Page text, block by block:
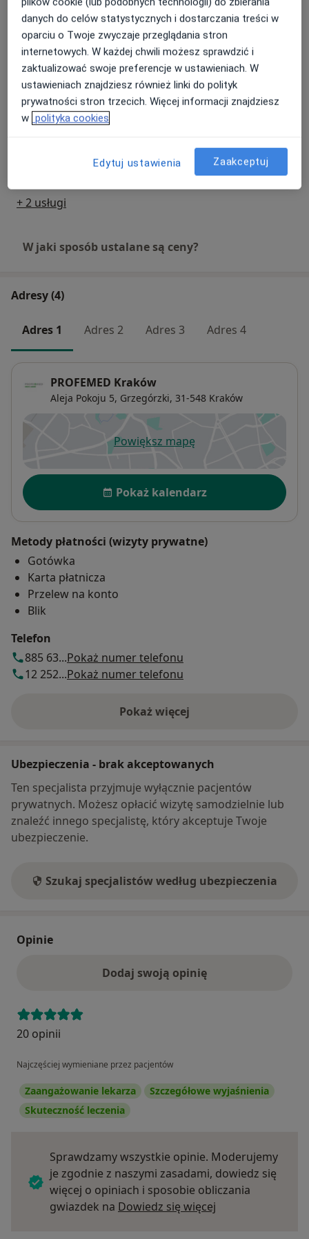
Konsultacja obesitologiczna
(leczenie otyłości)
Od 390 zł Szczegóły
Umów wizytę
USG tarczycy
Od 250 zł Szczegóły Umów wizytę
Szczegóły
+ 2 usługi
W jaki sposób ustalane są ceny?
Adresy (4)
Adres 1 Adres 2 Adres 3 Adres 4
PROFEMED Kraków
Aleja Pokoju 5, Grzegórzki, 31-548 Kraków
Powiększ mapęotwiera się w nowej karcie
Dostępność
Pokaż kalendarz
Metody płatności (wizyty prywatne)
Gotówka
Karta płatnicza
Przelew na konto
Blik
Telefon
885 63...Pokaż numer telefonu
12 252...Pokaż numer telefonu
Pokaż więcej
o adresie
Ubezpieczenia - brak akceptowanych
Ten specjalista przyjmuje wyłącznie pacjentów
prywatnych. Możesz opłacić wizytę samodzielnie lub
znaleźć innego specjalistę, który akceptuje Twoje
ubezpieczenie.
Szukaj specjalistów według ubezpieczenia
Opinie
Dodaj swoją opinię
20 opinii
Najczęściej wymieniane przez pacjentów
Zaangażowanie lekarza
Szczegółowe wyjaśnienia
Skuteczność leczenia
Sprawdzamy wszystkie opinie. Moderujemy
je zgodnie z naszymi zasadami, dowiedz się
więcej o opiniach i sposobie obliczania
gwiazdek na Dowiedz się więcej
danych do celów statystycznych i dostarczania treści w
oparciu o Twoje zwyczaje przeglądania stron
internetowych. W każdej chwili możesz sprawdzić i
zaktualizować swoje preferencje w ustawieniach. W
ustawieniach znajdziesz również linki do polityk
prywatności stron trzecich. Więcej informacji znajdziesz
w polityka cookies
Edytuj ustawienia Zaakceptuj